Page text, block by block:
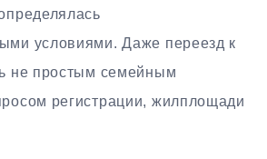
условиями. Даже переезд к
не простым семейным
регистрации, жилплощади